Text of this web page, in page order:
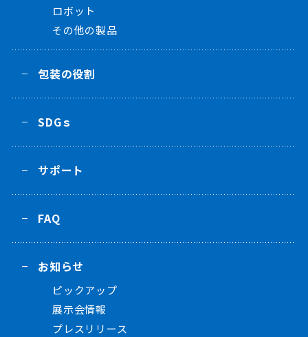
ロボット
その他の製品
包装の役割
SDGｓ
サポート
FAQ
お知らせ
ピックアップ
展示会情報
プレスリリース